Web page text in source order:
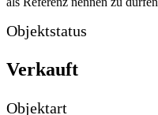
Objektstatus
Verkauft
Objektart